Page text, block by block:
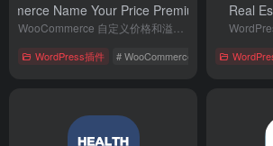
Name Your Price Premium 插件-
WordPress插件 # WooCommerce # 功能扩展 #
Real